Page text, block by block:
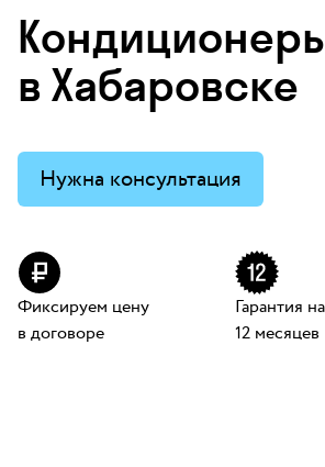
в Хабаровске
Нужна консультация
Фиксируем цену
в договоре
Гарантия
12 месяцев